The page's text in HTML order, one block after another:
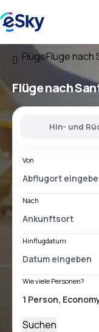
FlügeFlüge nach
Flüge nach
Hin- und
Von
Nach
Hinflugdatum
Wie viele Personen?
Suchen